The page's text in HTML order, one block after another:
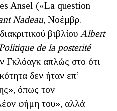
Ansel («La question
Nadeau, Νοέμβρ.
βιβλίου Albert
de la posterité
Γκλόαγκ απλώς στο ότι
δεν ήταν επ’
όπως τον
φήμη του», αλλά